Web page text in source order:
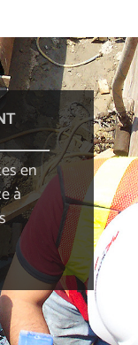
en
à